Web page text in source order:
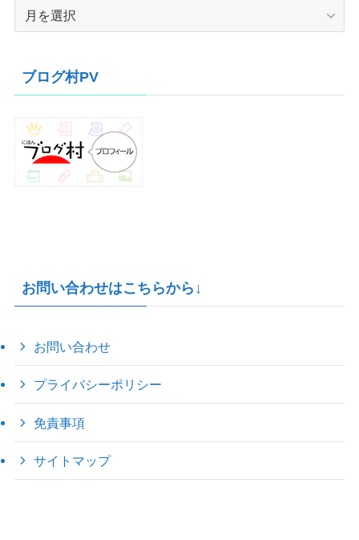
ブ
ブログ村PV
お問い合わせはこちらから↓
お問い合わせ
プライバシーポリシー
免責事項
サイトマップ